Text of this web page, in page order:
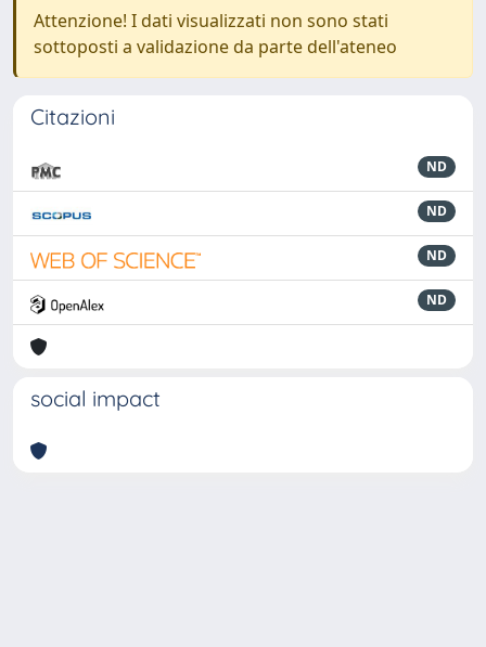
Attenzione! I dati visualizzati non sono stati
sottoposti a validazione da parte dell'ateneo
Citazioni
ND
ND
ND
ND
social impact